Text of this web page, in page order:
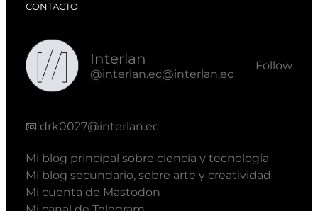
CONTACTO
Interlan
@interlan.ec@interlan.ec
Follow
📧 drk0027@interlan.ec
Mi blog principal sobre ciencia y tecnología
Mi blog secundario, sobre arte y creatividad
Mi cuenta de Mastodon